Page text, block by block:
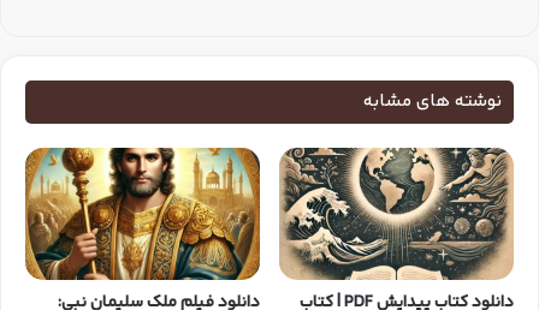
نوشته های مشابه
دانلود کتاب پیدایش PDF | کتاب
دانلود فیلم ملک سلیمان نبی: